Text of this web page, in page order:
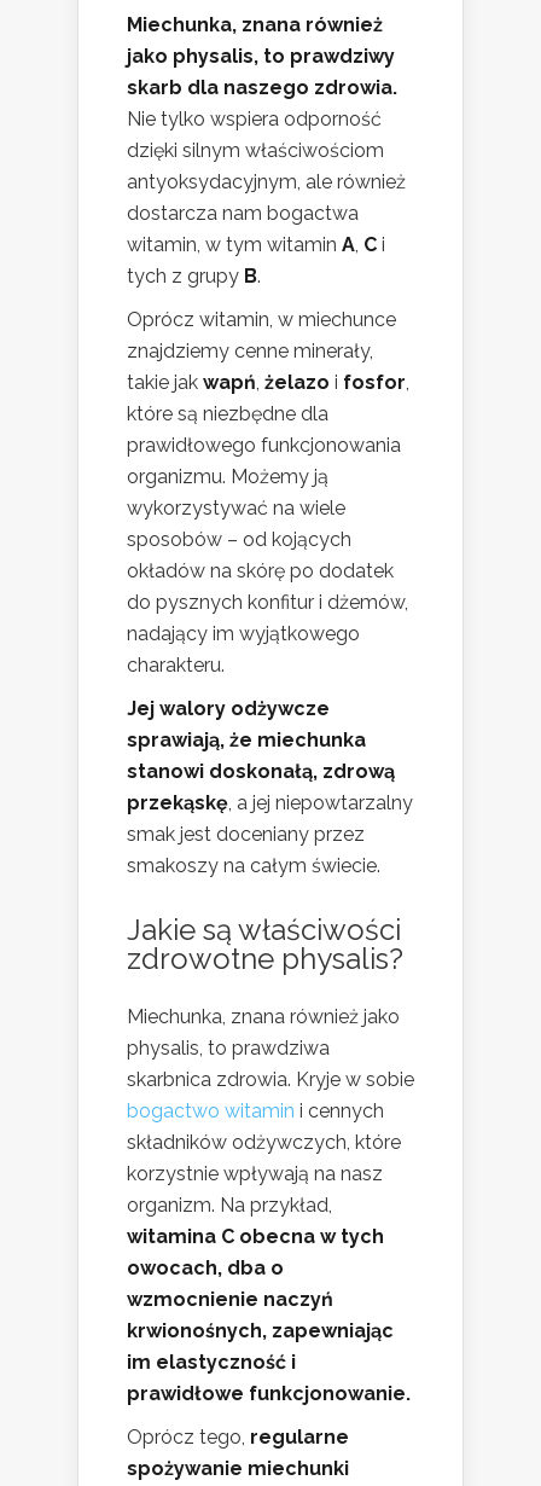
Miechunka, znana również
jako physalis, to prawdziwy
skarb dla naszego zdrowia.
Nie tylko wspiera odporność
dzięki silnym właściwościom
antyoksydacyjnym, ale również
dostarcza nam bogactwa
witamin, w tym witamin A, C i
tych z grupy B.
Oprócz witamin, w miechunce
znajdziemy cenne minerały,
takie jak wapń, żelazo i fosfor,
które są niezbędne dla
prawidłowego funkcjonowania
organizmu. Możemy ją
wykorzystywać na wiele
sposobów – od kojących
okładów na skórę po dodatek
do pysznych konfitur i dżemów,
nadający im wyjątkowego
charakteru.
Jej walory odżywcze
sprawiają, że miechunka
stanowi doskonałą, zdrową
przekąskę, a jej niepowtarzalny
smak jest doceniany przez
smakoszy na całym świecie.
Jakie są właściwości
zdrowotne physalis?
Miechunka, znana również jako
physalis, to prawdziwa
skarbnica zdrowia. Kryje w sobie
bogactwo witamin i cennych
składników odżywczych, które
korzystnie wpływają na nasz
organizm. Na przykład,
witamina C obecna w tych
owocach, dba o
wzmocnienie naczyń
krwionośnych, zapewniając
im elastyczność i
prawidłowe funkcjonowanie.
Oprócz tego, regularne
spożywanie miechunki